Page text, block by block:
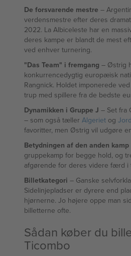
De forsvarende mestre –
verdensmestre efter deres
2022. La Albiceleste har en
deres kampe er blandt de mest
ved enhver turnering.
"Das Team" i fremgang – Østrig
konkurrencedygtig europæisk
Rangnick. Holdet imponerede
trup med spillere fra de bedste
Dynamikken i Gruppe J – Set fra
– som også tæller Algeriet og
favoritter, men Østrig vil udgøre
Betydningen af den anden kamp
gruppekamp for begge hold, og
afgørende for deres videre færd i
Billetkategori – Ganske
Sidelinjepladser er dyrere end
hjørnerne. Jo højere oppe man
billetterne ofte.
Sådan køber du
Ticombo